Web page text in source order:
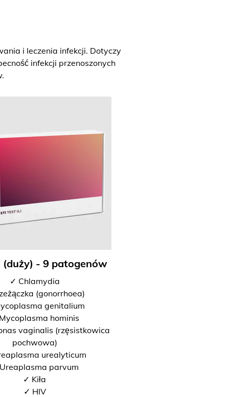
i leczenia infekcji. Dotyczy
infekcji przenoszonych
(duży) - 9 patogenów
✓ Chlamydia
(gonorrhoea)
genitalium
hominis
vaginalis (rzęsistkowica
pochwowa)
urealyticum
parvum
✓ Kiła
✓ HIV